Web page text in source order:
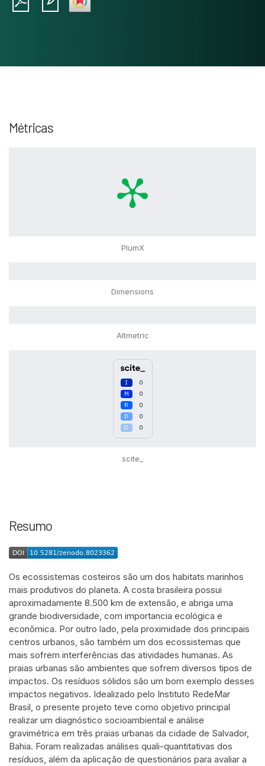
Métricas
PlumX
Dimensions
Altmetric
0
0
0
0
0
Other
See how this article has been
cited atscite.ai
Scite shows how a scientific paper
has been cited by providing the
context of the citation, a
classification describing whether it
supports, mentions, or contrasts
the cited claim, and a label
indicating in which section the
citation was made.
scite_
Resumo
Os ecossistemas costeiros são um dos habitats marinhos
mais produtivos do planeta. A costa brasileira possui
aproximadamente 8.500 km de extensão, e abriga uma
grande biodiversidade, com importancia ecológica e
econômica. Por outro lado, pela proximidade dos principais
centros urbanos, são também um dos ecossistemas que
mais sofrem interferências das atividades humanas. As
praias urbanas são ambientes que sofrem diversos tipos de
impactos. Os resíduos sólidos são um bom exemplo desses
impactos negativos. Idealizado pelo Instituto RedeMar
Brasil, o presente projeto teve como objetivo principal
realizar um diagnóstico socioambiental e análise
gravimétrica em três praias urbanas da cidade de Salvador,
Bahia. Foram realizadas análises quali-quantitativas dos
resíduos, além da aplicação de questionários para avaliar a